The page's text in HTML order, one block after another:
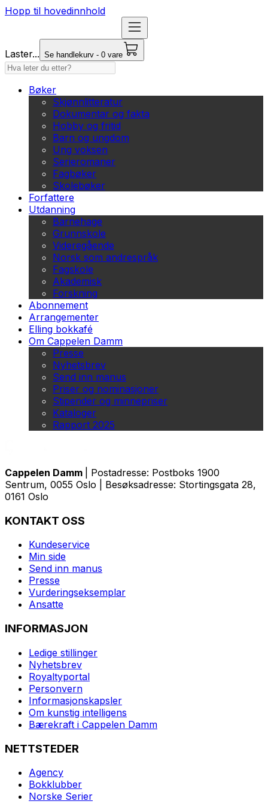
Hopp til hovedinnhold
Laster... Se handlekurv - 0 vare
Bøker
Skjønnlitteratur
Dokumentar og fakta
Hobby og fritid
Barn og ungdom
Ung voksen
Serieromaner
Fagbøker
Skolebøker
Forfattere
Utdanning
Barnehage
Grunnskole
Videregående
Norsk som andrespråk
Fagskole
Akademisk
Forskning
Abonnement
Arrangementer
Elling bokkafé
Om Cappelen Damm
Presse
Nyhetsbrev
Send inn manus
Priser og nominasjoner
Stipender og minnepriser
Kataloger
Rapport 2025
Cappelen Damm
| Postadresse: Postboks 1900
Sentrum, 0055 Oslo | Besøksadresse: Stortingsgata 28,
0161 Oslo
KONTAKT OSS
Kundeservice
Min side
Send inn manus
Presse
Vurderingseksemplar
Ansatte
INFORMASJON
Ledige stillinger
Nyhetsbrev
Royaltyportal
Personvern
Informasjonskapsler
Om kunstig intelligens
Bærekraft i Cappelen Damm
NETTSTEDER
Agency
Bokklubber
Norske Serier